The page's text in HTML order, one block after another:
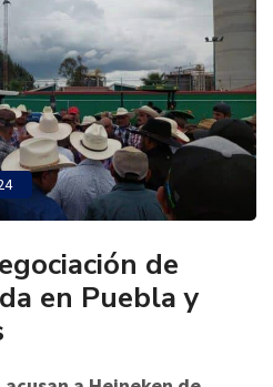
de
en Puebla y